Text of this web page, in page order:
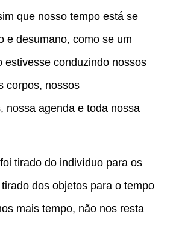
que nosso tempo está se
e desumano, como se um
estivesse conduzindo nossos
corpos, nossos
nossa agenda e toda nossa
tirado do indivíduo para os
dos objetos para o tempo
mais tempo, não nos resta